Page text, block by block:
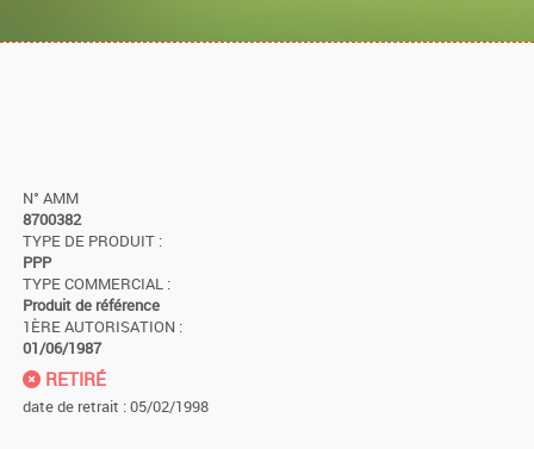
N° AMM
8700382
TYPE DE PRODUIT :
PPP
TYPE COMMERCIAL :
Produit de référence
1ÈRE AUTORISATION :
01/06/1987
RETIRÉ
date de retrait : 05/02/1998